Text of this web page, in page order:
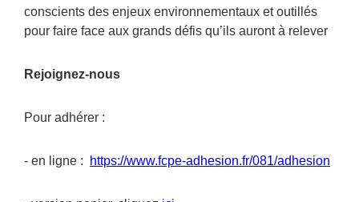
conscients des enjeux environnementaux et outillés
pour faire face aux grands défis qu’ils auront à relever
Rejoignez-nous
Pour adhérer :
- en ligne : https://www.fcpe-adhesion.fr/081/adhesion